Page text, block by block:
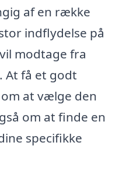
af en række
indflydelse på
modtage fra
få et godt
at vælge den
om at finde en
specifikke